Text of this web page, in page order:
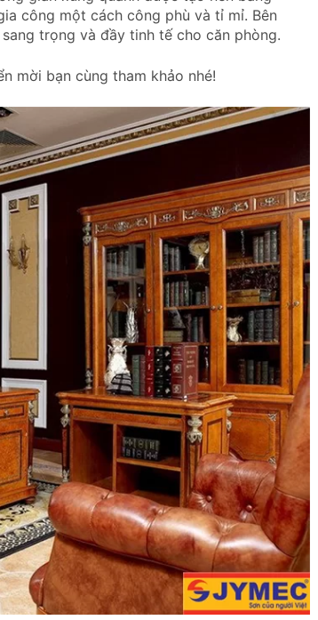
công một cách công phù và tỉ mỉ. Bên
trọng và đầy tinh tế cho căn phòng.
mời bạn cùng tham khảo nhé!